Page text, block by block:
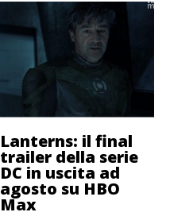
Lanterns: il final
trailer della serie
DC in uscita ad
agosto su HBO
Max